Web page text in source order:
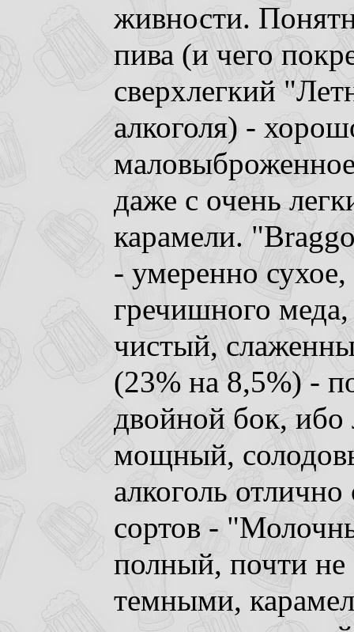
живности.
пива (и чего
сверхлегкий
алкоголя) -
даже с очень
карамели.
- умеренно
гречишного
чистый,
(23% на 8,5%) -
двойной бок, ибо
мощный,
алкоголь
сортов -
полный, почти
темными,